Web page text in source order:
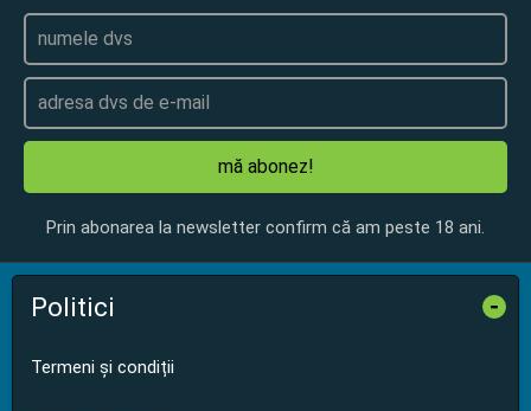
mă abonez!
Prin abonarea la newsletter confirm că am peste 18 ani.
Politici -
Termeni și condiții